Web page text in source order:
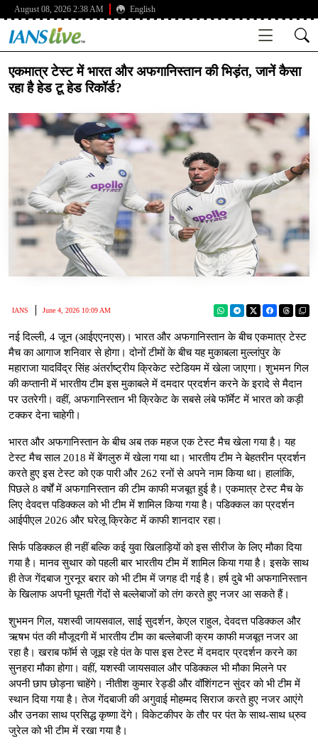
August 08, 2026 2:38 AM English
एकमात्र टेस्ट में भारत और अफगानिस्तान की भिड़ंत, जानें कैसा
रहा है हेड टू हेड रिकॉर्ड?
IANS June 4, 2026 10:09 AM
नई दिल्ली, 4 जून (आईएएनएस)। भारत और अफगानिस्तान के बीच एकमात्र टेस्ट
मैच का आगाज शनिवार से होगा। दोनों टीमों के बीच यह मुकाबला मुल्लांपुर के
महाराजा यादविंद्र सिंह अंतर्राष्ट्रीय क्रिकेट स्टेडियम में खेला जाएगा। शुभमन गिल
की कप्तानी में भारतीय टीम इस मुकाबले में दमदार प्रदर्शन करने के इरादे से मैदान
पर उतरेगी। वहीं, अफगानिस्तान भी क्रिकेट के सबसे लंबे फॉर्मेट में भारत को कड़ी
टक्कर देना चाहेगी।
भारत और अफगानिस्तान के बीच अब तक महज एक टेस्ट मैच खेला गया है। यह
टेस्ट मैच साल 2018 में बेंगलुरु में खेला गया था। भारतीय टीम ने बेहतरीन प्रदर्शन
करते हुए इस टेस्ट को एक पारी और 262 रनों से अपने नाम किया था। हालांकि,
पिछले 8 वर्षों में अफगानिस्तान की टीम काफी मजबूत हुई है। एकमात्र टेस्ट मैच के
लिए देवदत्त पडिक्कल को भी टीम में शामिल किया गया है। पडिक्कल का प्रदर्शन
आईपीएल 2026 और घरेलू क्रिकेट में काफी शानदार रहा।
सिर्फ पडिक्कल ही नहीं बल्कि कई युवा खिलाड़ियों को इस सीरीज के लिए मौका दिया
गया है। मानव सुथार को पहली बार भारतीय टीम में शामिल किया गया है। इसके साथ
ही तेज गेंदबाज गुरनूर बरार को भी टीम में जगह दी गई है। हर्ष दुबे भी अफगानिस्तान
के खिलाफ अपनी घूमती गेंदों से बल्लेबाजों को तंग करते हुए नजर आ सकते हैं।
शुभमन गिल, यशस्वी जायसवाल, साई सुदर्शन, केएल राहुल, देवदत्त पडिक्कल और
ऋषभ पंत की मौजूदगी में भारतीय टीम का बल्लेबाजी क्रम काफी मजबूत नजर आ
रहा है। खराब फॉर्म से जूझ रहे पंत के पास इस टेस्ट में दमदार प्रदर्शन करने का
सुनहरा मौका होगा। वहीं, यशस्वी जायसवाल और पडिक्कल भी मौका मिलने पर
अपनी छाप छोड़ना चाहेंगे। नीतीश कुमार रेड्डी और वॉशिंगटन सुंदर को भी टीम में
स्थान दिया गया है। तेज गेंदबाजी की अगुवाई मोहम्मद सिराज करते हुए नजर आएंगे
और उनका साथ प्रसिद्ध कृष्णा देंगे। विकेटकीपर के तौर पर पंत के साथ-साथ ध्रुव
जुरेल को भी टीम में रखा गया है।